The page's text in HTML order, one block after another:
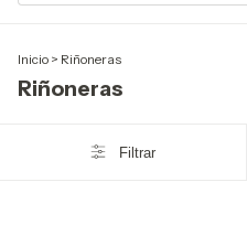
Inicio > Riñoneras
Riñoneras
Filtrar